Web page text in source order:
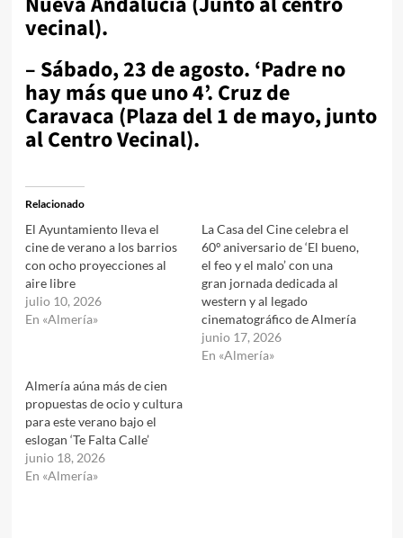
vecinal).
– Sábado, 23 de agosto. ‘Padre no
hay más que uno 4’. Cruz de
Caravaca (Plaza del 1 de mayo, junto
al Centro Vecinal).
Relacionado
El Ayuntamiento lleva el
cine de verano a los barrios
con ocho proyecciones al
aire libre
julio 10, 2026
En «Almería»
La Casa del Cine celebra el
60º aniversario de ‘El bueno,
el feo y el malo’ con una
gran jornada dedicada al
western y al legado
cinematográfico de Almería
junio 17, 2026
En «Almería»
Almería aúna más de cien
propuestas de ocio y cultura
para este verano bajo el
eslogan ‘Te Falta Calle’
junio 18, 2026
En «Almería»